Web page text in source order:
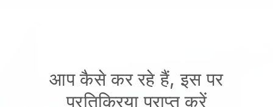
आप कैसे कर रहे हैं, इस पर
प्रतिक्रिया प्राप्त करें